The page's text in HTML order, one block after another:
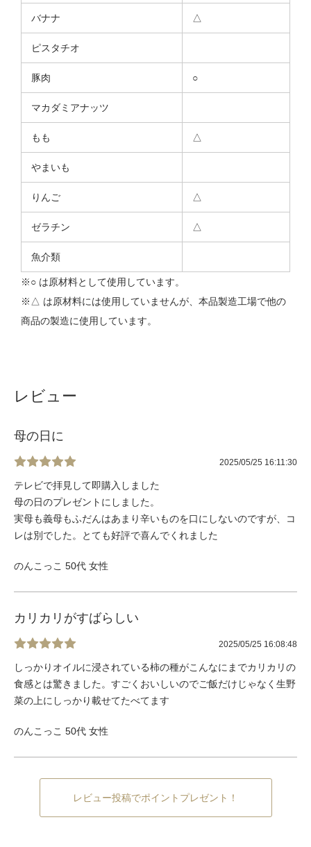
バナナ △
ピスタチオ
豚肉 ○
マカダミアナッツ
もも △
やまいも
りんご △
ゼラチン △
魚介類
※○ は原材料として使用しています。
※△ は原材料には使用していませんが、本品製造工場で他の
商品の製造に使用しています。
レビュー
母の日に
2025/05/25 16:11:30
テレビで拝見して即購入しました
母の日のプレゼントにしました。
実母も義母もふだんはあまり辛いものを口にしないのですが、コ
レは別でした。とても好評で喜んでくれました
のんこっこ 50代 女性
カリカリがすばらしい
2025/05/25 16:08:48
しっかりオイルに浸されている柿の種がこんなにまでカリカリの
食感とは驚きました。すごくおいしいのでご飯だけじゃなく生野
菜の上にしっかり載せてたべてます
のんこっこ 50代 女性
レビュー投稿でポイントプレゼント！